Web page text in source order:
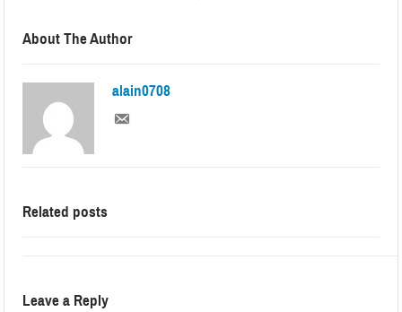
About The Author
alain0708
Related posts
Leave a Reply